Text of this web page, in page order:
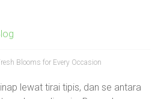
Blooms for Every Occasion
lewat tirai tipis, dan se antara